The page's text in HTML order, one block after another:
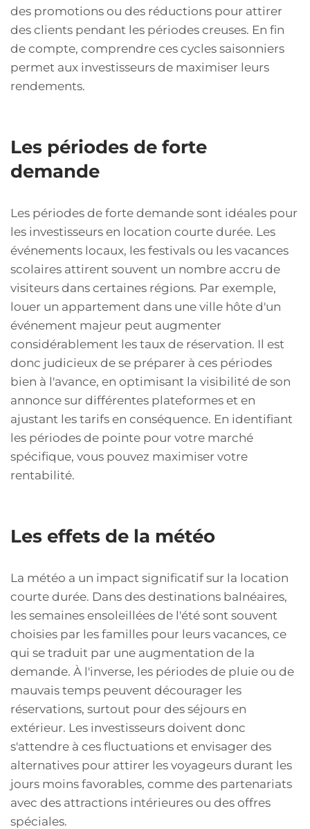
des promotions ou des réductions pour attirer
des clients pendant les périodes creuses. En fin
de compte, comprendre ces cycles saisonniers
permet aux investisseurs de maximiser leurs
rendements.
Les périodes de forte
demande
Les périodes de forte demande sont idéales pour
les investisseurs en location courte durée. Les
événements locaux, les festivals ou les vacances
scolaires attirent souvent un nombre accru de
visiteurs dans certaines régions. Par exemple,
louer un appartement dans une ville hôte d'un
événement majeur peut augmenter
considérablement les taux de réservation. Il est
donc judicieux de se préparer à ces périodes
bien à l'avance, en optimisant la visibilité de son
annonce sur différentes plateformes et en
ajustant les tarifs en conséquence. En identifiant
les périodes de pointe pour votre marché
spécifique, vous pouvez maximiser votre
rentabilité.
Les effets de la météo
La météo a un impact significatif sur la location
courte durée. Dans des destinations balnéaires,
les semaines ensoleillées de l'été sont souvent
choisies par les familles pour leurs vacances, ce
qui se traduit par une augmentation de la
demande. À l'inverse, les périodes de pluie ou de
mauvais temps peuvent décourager les
réservations, surtout pour des séjours en
extérieur. Les investisseurs doivent donc
s'attendre à ces fluctuations et envisager des
alternatives pour attirer les voyageurs durant les
jours moins favorables, comme des partenariats
avec des attractions intérieures ou des offres
spéciales.